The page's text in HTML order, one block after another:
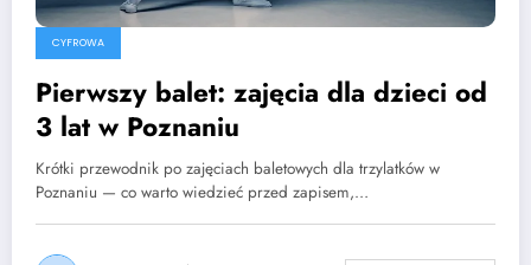
CYFROWA
Pierwszy balet: zajęcia dla dzieci od
3 lat w Poznaniu
Krótki przewodnik po zajęciach baletowych dla trzylatków w
Poznaniu — co warto wiedzieć przed zapisem,…